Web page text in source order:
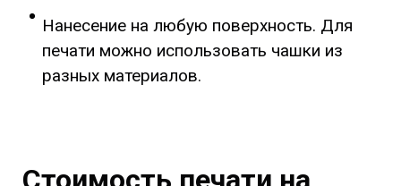
Нанесение на любую поверхность. Для
печати можно использовать чашки из
разных материалов.